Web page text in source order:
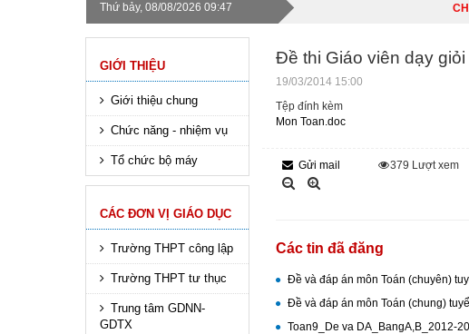
Thứ bảy, 08/08/2026 09:47
GIỚI THIỆU
Giới thiệu chung
Chức năng - nhiệm vụ
Tổ chức bộ máy
CÁC ĐƠN VỊ GIÁO DỤC
Trường THPT công lập
Trường THPT tư thục
Trung tâm GDNN-
GDTX
Đề thi Giáo viên dạy
19/03/2014 15:00
Tệp đính kèm
Mon Toan.doc
Gửi mail 379 Lượt xem
Các tin đã đăng
Đề và đáp án môn Toán (chuyên)
Đề và đáp án môn Toán (chung)
Toan9_De va DA_BangA,B_2012-